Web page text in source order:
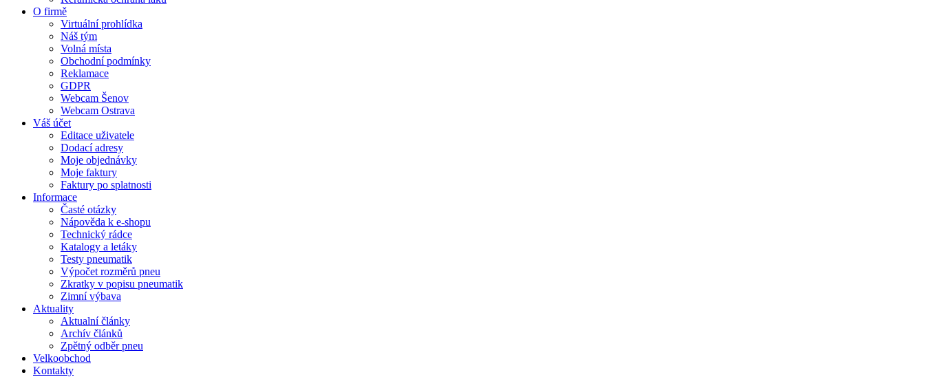
O firmě
Virtuální prohlídka
Náš tým
Volná místa
Obchodní podmínky
Reklamace
GDPR
Webcam Šenov
Webcam Ostrava
Váš účet
Editace uživatele
Dodací adresy
Moje objednávky
Moje faktury
Faktury po splatnosti
Informace
Časté otázky
Nápověda k e-shopu
Technický rádce
Katalogy a letáky
Testy pneumatik
Výpočet rozměrů pneu
Zkratky v popisu pneumatik
Zimní výbava
Aktuality
Aktualní články
Archív článků
Zpětný odběr pneu
Velkoobchod
Kontakty